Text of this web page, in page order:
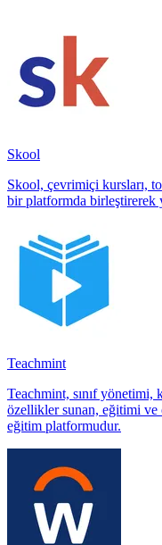
Skool
Skool, çevrimiçi kursları,
bir platformda birleştirerek
Teachmint
Teachmint, sınıf yönetimi,
özellikler sunan, eğitimi ve
eğitim platformudur.